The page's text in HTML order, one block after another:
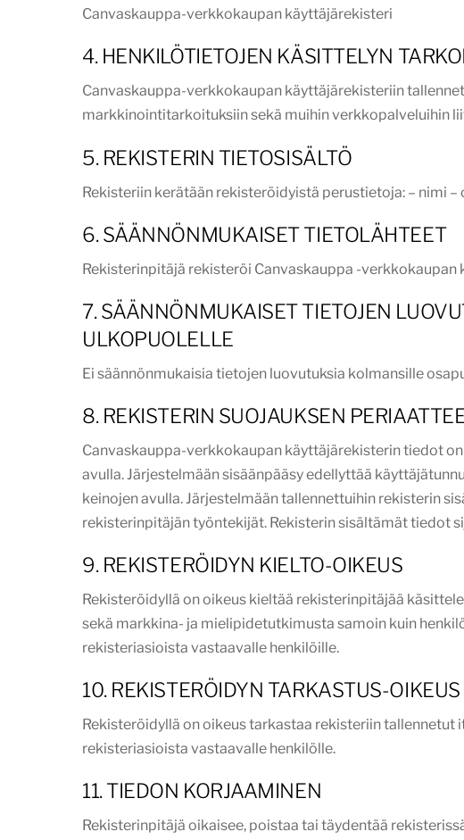
Canvaskauppa-verkkokaupan käyttäjärekisteri
4. HENKILÖTIETOJEN KÄSITTELYN
Canvaskauppa-verkkokaupan käyttäjärekisteriin
markkinointitarkoituksiin sekä muihin verkkopalveluihin
5. REKISTERIN TIETOSISÄLTÖ
Rekisteriin kerätään rekisteröidyistä perustietoja: – nimi –
6. SÄÄNNÖNMUKAISET TIETOLÄHTEET
Rekisterinpitäjä rekisteröi Canvaskauppa -
7. SÄÄNNÖNMUKAISET TIETOJEN
ULKOPUOLELLE
Ei säännönmukaisia tietojen luovutuksia kolmansille
8. REKISTERIN SUOJAUKSEN
Canvaskauppa-verkkokaupan käyttäjärekisterin tiedot
avulla. Järjestelmään sisäänpääsy edellyttää
keinojen avulla. Järjestelmään tallennettuihin rekisterin
rekisterinpitäjän työntekijät. Rekisterin sisältämät tiedot
9. REKISTERÖIDYN KIELTO-OIKEUS
Rekisteröidyllä on oikeus kieltää rekisterinpitäjää
sekä markkina- ja mielipidetutkimusta samoin kuin
rekisteriasioista vastaavalle henkilöille.
10. REKISTERÖIDYN TARKASTUS-OIKEUS
Rekisteröidyllä on oikeus tarkastaa rekisteriin
rekisteriasioista vastaavalle henkilölle.
11. TIEDON KORJAAMINEN
Rekisterinpitäjä oikaisee, poistaa tai täydentää